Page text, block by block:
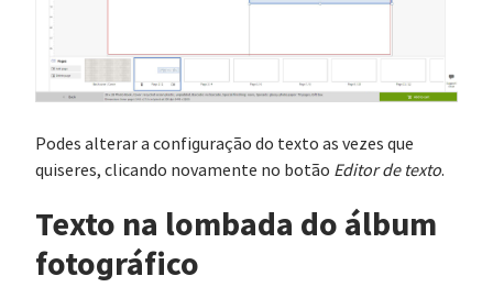
Podes alterar a configuração do texto as vezes que
quiseres, clicando novamente no botão Editor de texto.
Texto na lombada do álbum
fotográfico